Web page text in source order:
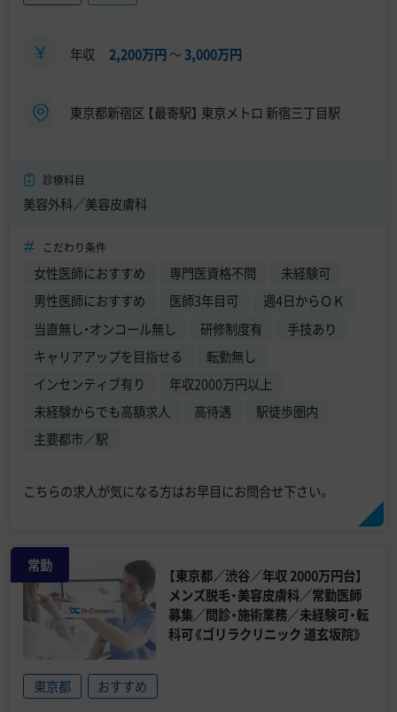
年収 2,200万円 〜3,000万円
東京都新宿区 【最寄駅】 東京メトロ 新宿三丁目駅
診療科目
美容外科／美容皮膚科
こだわり条件
女性医師におすすめ 専門医資格不問
未経験可
男性医師におすすめ
医師3年目可
週4日からＯＫ
当直無し・オンコール無し
研修制度有
手技あり
キャリアアップを目指せる
転勤無し
インセンティブ有り
年収2000万円以上
未経験からでも高額求人
高待遇
駅徒歩圏内
主要都市／駅
こちらの求人が気になる方はお早目にお問合せ下さい。
常勤
【東京都／渋谷／年収 2000万円台】
メンズ脱毛・美容皮膚科／常勤医師
募集／問診・施術業務／未経験可・転
科可《ゴリラクリニック 道玄坂院》
東京都 おすすめ